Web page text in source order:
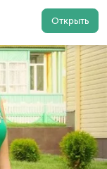
Открыть
в Москве